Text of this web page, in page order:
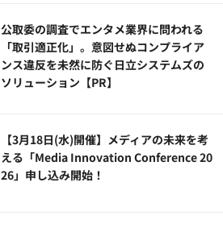
公​​取委の調査でエンタメ業界に問われる
「取引適正化」。意図せぬコンプライア
ンス違反を未然に防ぐ日立システムズの
ソリューション​【PR】
【3月18日(水)開催】メディアの未来を考
える「Media Innovation Conference 20
26」申し込み開始！